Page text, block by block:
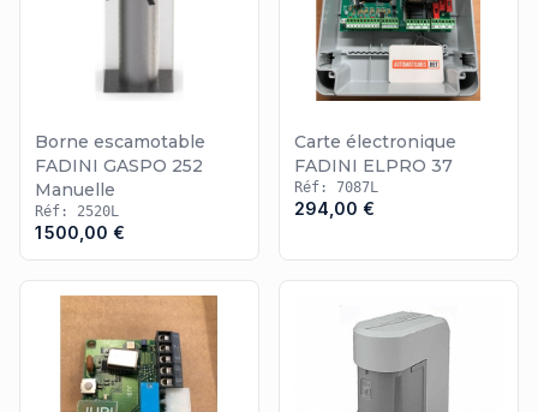
Borne escamotable
FADINI GASPO 252
Manuelle
Réf: 2520L
1 500,00 €
Carte électronique
FADINI ELPRO 37
Réf: 7087L
294,00 €